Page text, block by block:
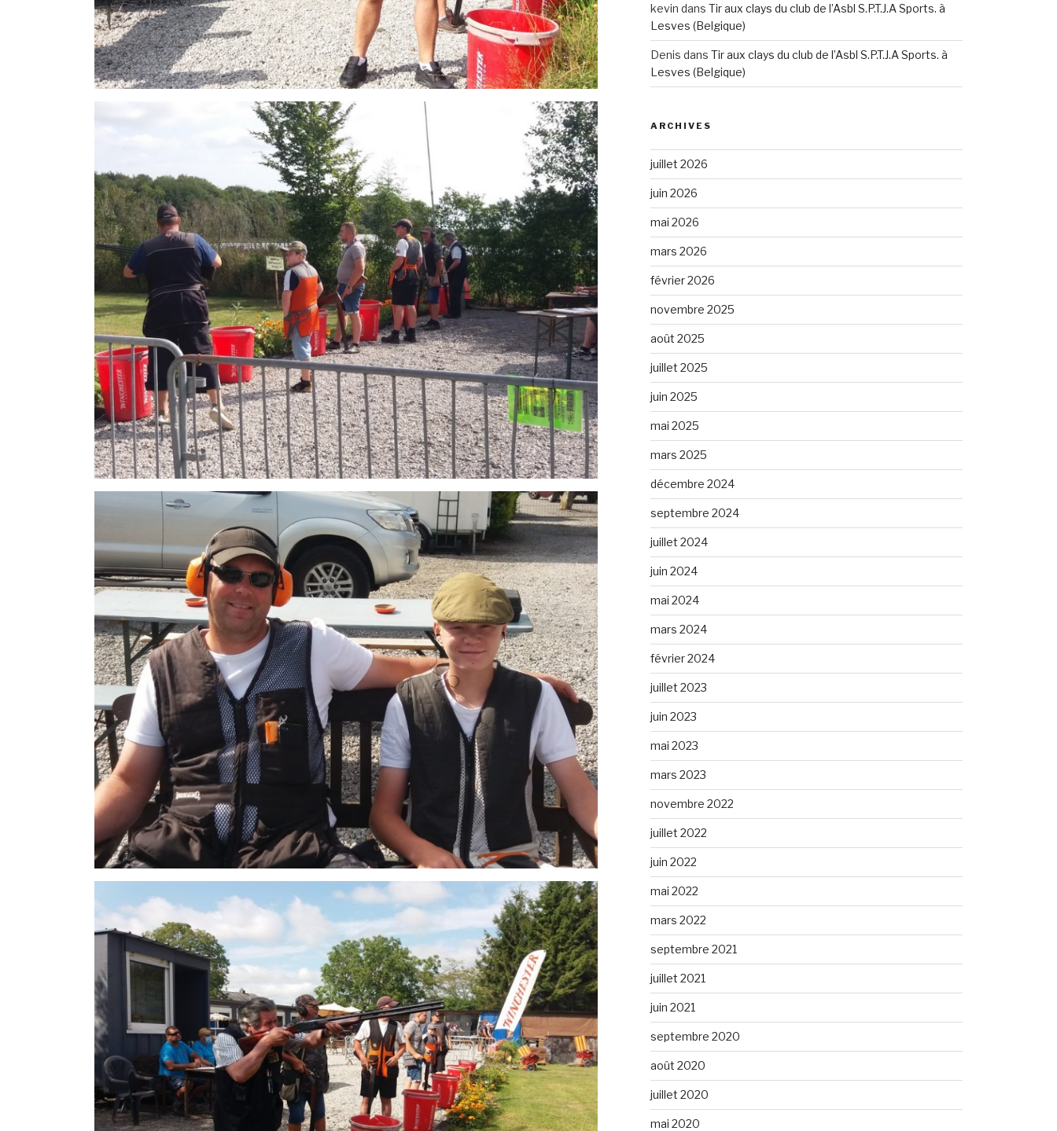
kevin dans Tir aux clays du club de l’Asbl S.P.T.J.A Sports. à
Lesves (Belgique)
Denis dans Tir aux clays du club de l’Asbl S.P.T.J.A Sports. à
Lesves (Belgique)
ARCHIVES
juillet 2026
juin 2026
mai 2026
mars 2026
février 2026
novembre 2025
août 2025
juillet 2025
juin 2025
mai 2025
mars 2025
décembre 2024
septembre 2024
juillet 2024
juin 2024
mai 2024
mars 2024
février 2024
juillet 2023
juin 2023
mai 2023
mars 2023
novembre 2022
juillet 2022
juin 2022
mai 2022
mars 2022
septembre 2021
juillet 2021
juin 2021
septembre 2020
août 2020
juillet 2020
mai 2020